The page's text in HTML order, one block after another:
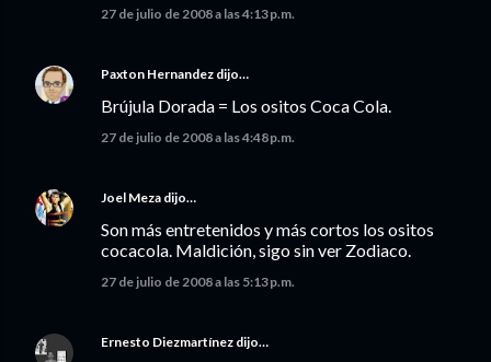
27 de julio de 2008 a las 4:13 p.m.
Paxton Hernandez dijo…
Brújula Dorada = Los ositos Coca Cola.
27 de julio de 2008 a las 4:48 p.m.
Joel Meza dijo…
Son más entretenidos y más cortos los ositos
cocacola. Maldición, sigo sin ver Zodiaco.
27 de julio de 2008 a las 5:13 p.m.
Ernesto Diezmartínez dijo…